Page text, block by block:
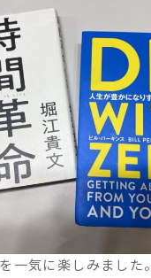
一気に楽しみました。